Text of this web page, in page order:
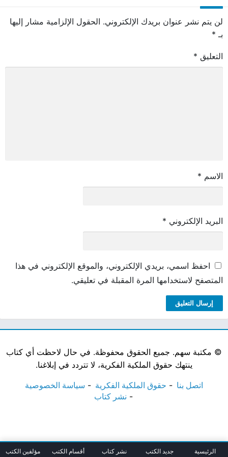
لن يتم نشر عنوان بريدك الإلكتروني. الحقول الإلزامية مشار إليها
بـ *
التعليق *
الاسم *
البريد الإلكتروني *
احفظ اسمي، بريدي الإلكتروني، والموقع الإلكتروني في هذا
المتصفح لاستخدامها المرة المقبلة في تعليقي.
© مكتبة سهم. جميع الحقوق محفوظة. في حال لاحظت أي كتاب
ينتهك حقوق الملكية الفكرية، لا تتردد في إبلاغنا.
اتصل بنا حقوق الملكية الفكرية
سياسة الخصوصية
نشر كتاب
الرئيسية جديد الكتب نشر كتاب أقسام الكتب مؤلفين الكتب